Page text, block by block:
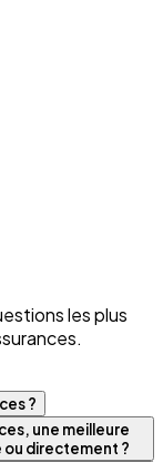
les plus
?
une meilleure
ou directement ?